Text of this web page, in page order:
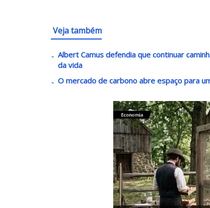
Veja também
Albert Camus defendia que continuar
da vida
O mercado de carbono abre espaço para